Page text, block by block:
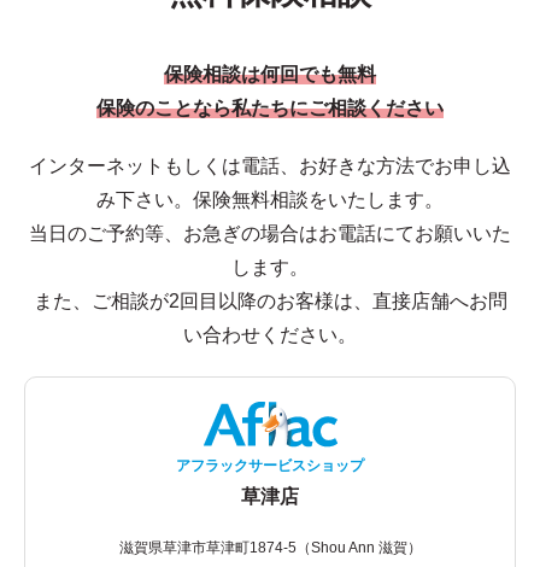
保険相談は何回でも無料
保険のことなら私たちにご相談ください
インターネットもしくは電話、お好きな方法でお申し込
み下さい。保険無料相談をいたします。
当日のご予約等、お急ぎの場合はお電話にてお願いいた
します。
また、ご相談が2回目以降のお客様は、直接店舗へお問
い合わせください。
アフラックサービスショップ
草津店
滋賀県草津市草津町1874-5（Shou Ann 滋賀）